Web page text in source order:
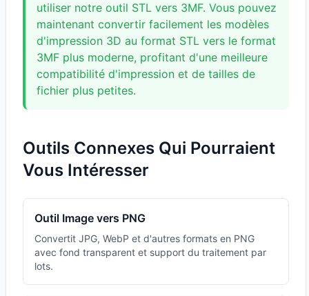
utiliser notre outil STL vers 3MF. Vous pouvez
maintenant convertir facilement les modèles
d'impression 3D au format STL vers le format
3MF plus moderne, profitant d'une meilleure
compatibilité d'impression et de tailles de
fichier plus petites.
Outils Connexes Qui Pourraient
Vous Intéresser
Outil Image vers PNG
Convertit JPG, WebP et d'autres formats en PNG
avec fond transparent et support du traitement par
lots.